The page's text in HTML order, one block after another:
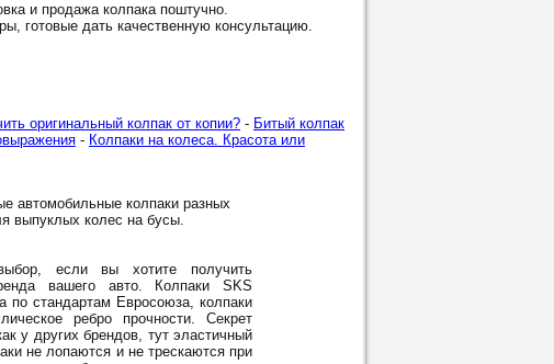
и продажа колпака поштучно.
готовые дать качественную консультацию.
оригинальный колпак от копии? - Битый колпак
- Колпаки на колеса. Красота или
автомобильные колпаки разных
выпуклых колес на бусы.
если вы хотите получить
вашего авто. Колпаки SKS
по стандартам Евросоюза, колпаки
ребро прочности. Секрет
у других брендов, тут эластичный
не лопаются и не трескаются при